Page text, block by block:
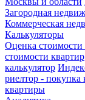
Загородная
Коммерческая
Калькуляторы
Оценка стоимости
стоимости квартир
калькулятор
риелтор - покупка
квартиры